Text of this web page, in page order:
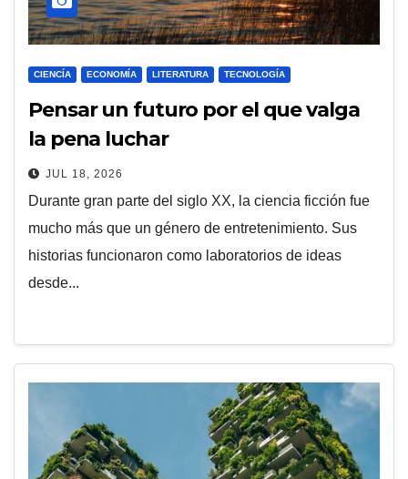
CIENCÍA ECONOMÍA LITERATURA TECNOLOGÍA
Pensar un futuro por el que valga
la pena luchar
JUL 18, 2026
Durante gran parte del siglo XX, la ciencia ficción fue
mucho más que un género de entretenimiento. Sus
historias funcionaron como laboratorios de ideas
desde...